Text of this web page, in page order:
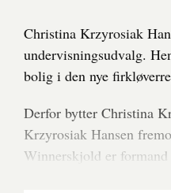
Christina Krzyrosiak
undervisningsudvalg.
bolig i den nye
Derfor bytter Christina
Krzyrosiak Hansen
Winnerskjold er formand